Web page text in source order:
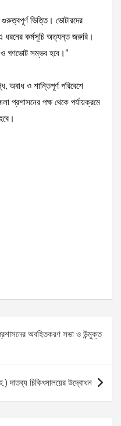
গুরুত্বপূর্ণ ভিত্তি। ভোটারদের
ধরনের কর্মসূচি অত্যন্ত জরুরি।
ও গণভোট সম্ভব হবে।”
অবাধ ও শান্তিপূর্ণ পরিবেশে
প্রশাসনের পক্ষ থেকে পর্যায়ক্রমে
অবহিতকরণ সভা ও উন্মুক্ত
দাতব্য চিকিৎসালয়ের উদ্বোধন